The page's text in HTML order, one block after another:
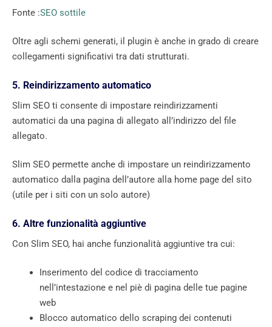
Fonte :SEO sottile
Oltre agli schemi generati, il plugin è anche in grado di creare
collegamenti significativi tra dati strutturati.
5. Reindirizzamento automatico
Slim SEO ti consente di impostare reindirizzamenti
automatici da una pagina di allegato all’indirizzo del file
allegato.
Slim SEO permette anche di impostare un reindirizzamento
automatico dalla pagina dell’autore alla home page del sito
(utile per i siti con un solo autore)
6. Altre funzionalità aggiuntive
Con Slim SEO, hai anche funzionalità aggiuntive tra cui:
Inserimento del codice di tracciamento
nell’intestazione e nel piè di pagina delle tue pagine
web
Blocco automatico dello scraping dei contenuti